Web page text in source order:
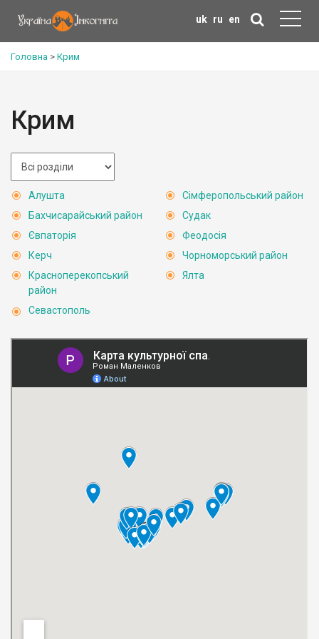
uk ru en
Головна > Крим
Крим
Алушта
Бахчисарайський район
Євпаторія
Керч
Красноперекопський
район
Севастополь
Сімферопольський район
Судак
Феодосія
Чорноморський район
Ялта